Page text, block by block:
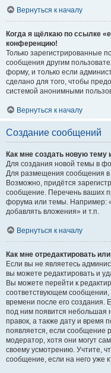
Вернуться к началу
Когда я щёлкаю по ссылке
конференцию!
Только зарегистрированные
сообщения другим
форму, и только если
сделано для того, чтобы
системой анонимными
Вернуться к началу
Создание сообщений
Как мне создать новую тему
Для создания новой темы в
Для размещения сообщения в
Возможно, придётся
сообщение. Перечень ваших
форума или темы. Например:
добавлять вложения» и т.п.
Вернуться к началу
Как мне отредактировать
Если вы не являетесь
вы можете редактировать и
Вы можете перейти к
соответствующем сообщении,
времени после его создания.
под ним появится небольшая
правок, а также дату и время
появляется, если сообщение
модератор, хотя они могут
своему усмотрению. Учтите,
сообщение, если на него уже